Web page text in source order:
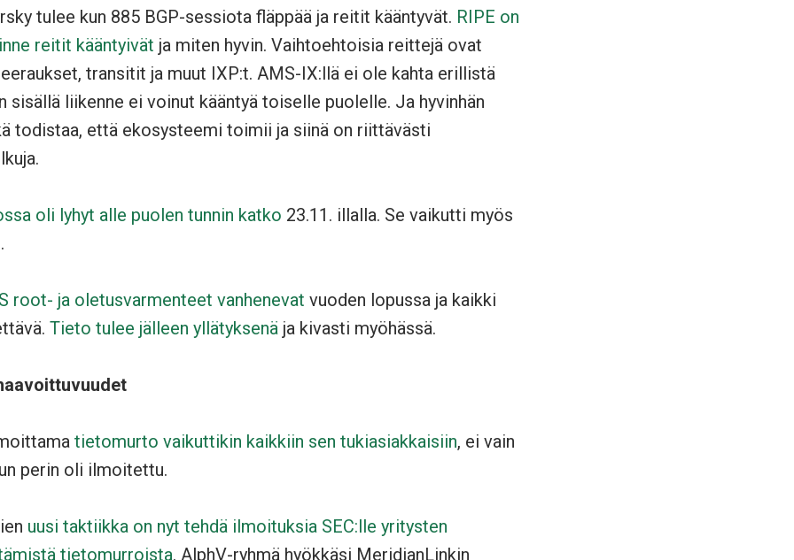
tulee kun 885 BGP-sessiota fläppää ja reitit kääntyvät. RIPE on
reitit kääntyivät ja miten hyvin. Vaihtoehtoisia reittejä ovat
transitit ja muut IXP:t. AMS-IX:llä ei ole kahta erillistä
sisällä liikenne ei voinut kääntyä toiselle puolelle. Ja hyvinhän
todistaa, että ekosysteemi toimii ja siinä on riittävästi
oli lyhyt alle puolen tunnin katko 23.11. illalla. Se vaikutti myös
root- ja oletusvarmenteet vanhenevat vuoden lopussa ja kaikki
Tieto tulee jälleen yllätyksenä ja kivasti myöhässä.
tietomurto vaikuttikin kaikkiin sen tukiasiakkaisiin, ei vain
perin oli ilmoitettu.
uusi taktiikka on nyt tehdä ilmoituksia SEC:lle yritysten
tietomurroista. AlphV-ryhmä hyökkäsi MeridianLinkin